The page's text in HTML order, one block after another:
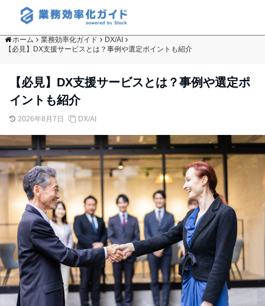
ホーム 業務効率化ガイド
DX/AI
【必見】DX支援サービスとは？事例や選定ポイントも紹介
【必見】DX支援サービスとは？事例や選定ポ
イントも紹介
2026年8月7日 DX/AI